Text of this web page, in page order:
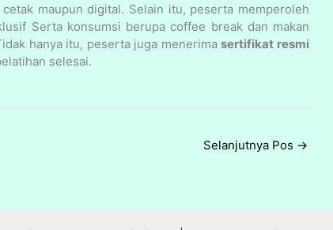
maupun digital. Selain itu, peserta memperoleh
Serta konsumsi berupa coffee break dan makan
hanya itu, peserta juga menerimasertifikat resmi
selesai.
Selanjutnya Pos →